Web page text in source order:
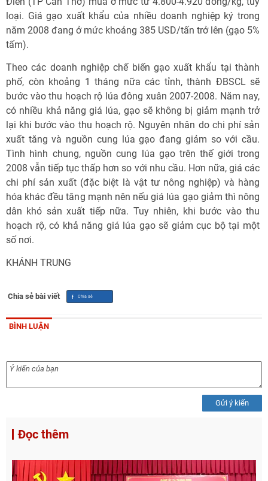
loại. Giá gạo xuất khẩu của nhiều doanh nghiệp ký trong
năm 2008 đang ở mức khoảng 385 USD/tấn trở lên (gạo 5%
tấm).
Theo các doanh nghiệp chế biến gạo xuất khẩu tại thành
phố, còn khoảng 1 tháng nữa các tỉnh, thành ĐBSCL sẽ
bước vào thu hoạch rộ lúa đông xuân 2007-2008. Năm nay,
có nhiều khả năng giá lúa, gạo sẽ không bị giảm mạnh trở
lại khi bước vào thu hoạch rộ. Nguyên nhân do chi phí sản
xuất tăng và nguồn cung lúa gạo đang giảm so với cầu.
Tình hình chung, nguồn cung lúa gạo trên thế giới trong
2008 vẫn tiếp tục thấp hơn so với nhu cầu. Hơn nữa, giá các
chi phí sản xuất (đặc biệt là vật tư nông nghiệp) và hàng
hóa khác đều tăng mạnh nên nếu giá lúa gạo giảm thì nông
dân khó sản xuất tiếp nữa. Tuy nhiên, khi bước vào thu
hoạch rộ, có khả năng giá lúa gạo sẽ giảm cục bộ tại một
số nơi.
KHÁNH TRUNG
Chia sẻ bài viết
BÌNH LUẬN
Gửi ý kiến
Đọc thêm